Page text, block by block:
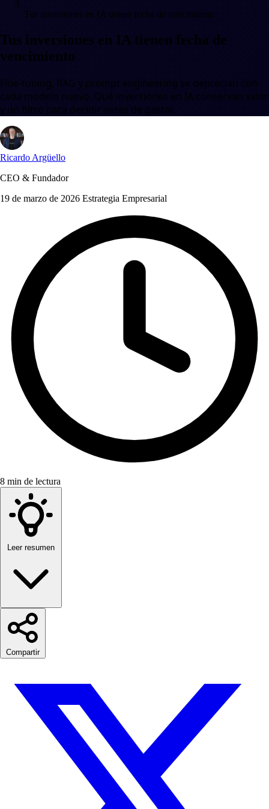
Tus inversiones en IA tienen fecha de vencimiento
Tus inversiones en IA tienen fecha de
vencimiento
Fine-tuning, RAG y prompt engineering se deprecian con
cada modelo nuevo. Qué inversiones en IA conservan valor
y un filtro para decidir antes de gastar.
Ricardo Argüello
CEO & Fundador
19 de marzo de 2026 Estrategia Empresarial
8 min de lectura
Leer resumen
Compartir